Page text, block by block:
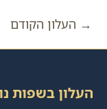
→ העלון הקודם
העלון בשפות